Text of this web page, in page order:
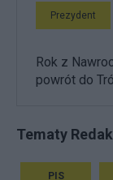
Prezydent
Rok z
powrót do
Tematy
PIS